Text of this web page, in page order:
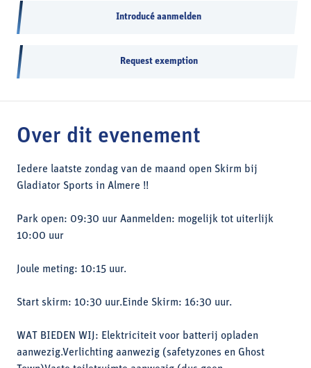
Introducé aanmelden
Request exemption
Over dit evenement
Iedere laatste zondag van de maand open Skirm bij
Gladiator Sports in Almere !!
Park open: 09:30 uur Aanmelden: mogelijk tot uiterlijk
10:00 uur
Joule meting: 10:15 uur.
Start skirm: 10:30 uur.Einde Skirm: 16:30 uur.
WAT BIEDEN WIJ: Elektriciteit voor batterij opladen
aanwezig.Verlichting aanwezig (safetyzones en Ghost